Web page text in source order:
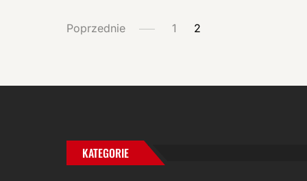
STRONICOWANIE
Poprzednie 1 2
KATEGORIE